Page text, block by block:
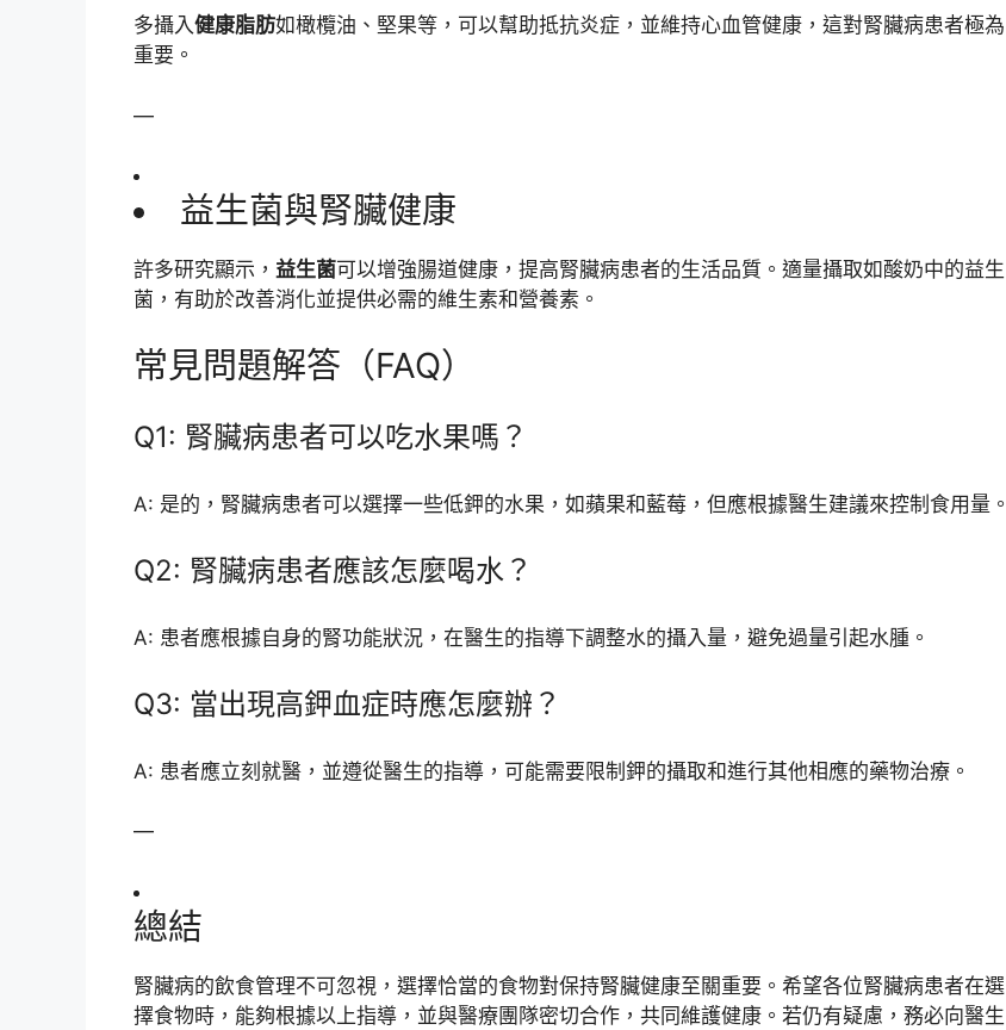
多攝入健康脂肪如橄欖油、堅果等，可以幫助抵抗炎症，並維持心血管健康，這對腎臟病患者極為
重要。
—
益生菌與腎臟健康
許多研究顯示， 益生菌可以增強腸道健康，提高腎臟病患者的生活品質。適量攝取如酸奶中的益生
菌，有助於改善消化並提供必需的維生素和營養素。
常見問題解答（FAQ）
Q1: 腎臟病患者可以吃水果嗎？
A: 是的，腎臟病患者可以選擇一些低鉀的水果，如蘋果和藍莓，但應根據醫生建議來控制食用量。
Q2: 腎臟病患者應該怎麼喝水？
A: 患者應根據自身的腎功能狀況，在醫生的指導下調整水的攝入量，避免過量引起水腫。
Q3: 當出現高鉀血症時應怎麼辦？
A: 患者應立刻就醫，並遵從醫生的指導，可能需要限制鉀的攝取和進行其他相應的藥物治療。
—
總結
腎臟病的飲食管理不可忽視，選擇恰當的食物對保持腎臟健康至關重要。希望各位腎臟病患者在選
擇食物時，能夠根據以上指導，並與醫療團隊密切合作，共同維護健康。若仍有疑慮，務必向醫生